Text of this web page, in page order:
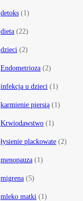
detoks (1)
dieta (22)
dzieci (2)
Endometrioza (2)
infekcja u dzieci (1)
karmienie piersią (1)
Krwiodawstwo (1)
łysienie plackowate (2)
menopauza (1)
migrena (5)
mleko matki (1)